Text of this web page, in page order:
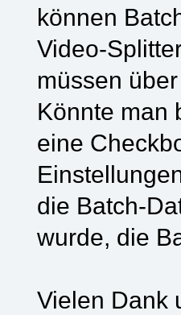
können
Video-
müssen
Könnte man
eine
die Batch-
wurde, die
Vielen Dank